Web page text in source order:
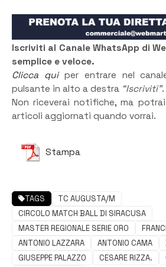
Iscriviti al Canale WhatsApp di
semplice e veloce.
Clicca quiper entrare nel
pulsante in alto a destra “Iscriviti”.
Non riceverai notifiche, ma
articoli aggiornati quando vorrai.
Stampa
TAGS
TC AUGUSTA/M
CIRCOLO MATCH BALL DI SIRACUSA
MASTER REGIONALE SERIE ORO
ANTONIO LAZZARA
ANTONIO CAMA
GIUSEPPE PALAZZO
CESARE RIZZA.